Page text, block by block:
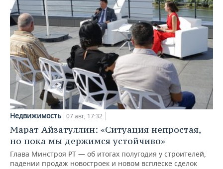
Недвижимость 07 авг, 17:32
Марат Айзатуллин: «Ситуация непростая,
но пока мы держимся устойчиво»
Глава Минстроя РТ — об итогах полугодия у строителей,
падении продаж новостроек и новом всплеске сделок